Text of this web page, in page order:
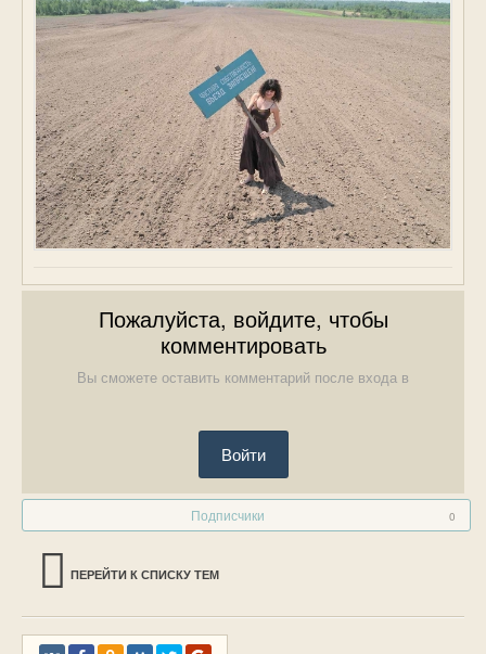
Пожалуйста, войдите, чтобы
комментировать
Вы сможете оставить комментарий после входа в
Войти
Подписчики 0
ПЕРЕЙТИ К СПИСКУ ТЕМ